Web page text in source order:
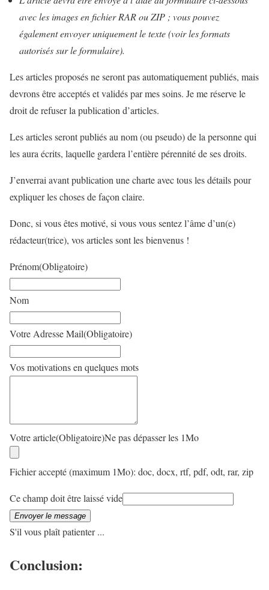
avec les images en fichier RAR ou ZIP ; vous pouvez
également envoyer uniquement le texte (voir les formats
autorisés sur le formulaire).
Les articles proposés ne seront pas automatiquement publiés, mais
devrons être acceptés et validés par mes soins. Je me réserve le
droit de refuser la publication d’articles.
Les articles seront publiés au nom (ou pseudo) de la personne qui
les aura écrits, laquelle gardera l’entière pérennité de ses droits.
J’enverrai avant publication une charte avec tous les détails pour
expliquer les choses de façon claire.
Donc, si vous êtes motivé, si vous vous sentez l’âme d’un(e)
rédacteur(trice), vos articles sont les bienvenus !
Prénom(Obligatoire)
Nom
Votre Adresse Mail(Obligatoire)
Vos motivations en quelques mots
Votre article(Obligatoire)Ne pas dépasser les 1Mo
Fichier accepté (maximum 1Mo): doc, docx, rtf, pdf, odt, rar, zip
Ce champ doit être laissé vide
Envoyer le message
S'il vous plaît patienter ...
Conclusion: